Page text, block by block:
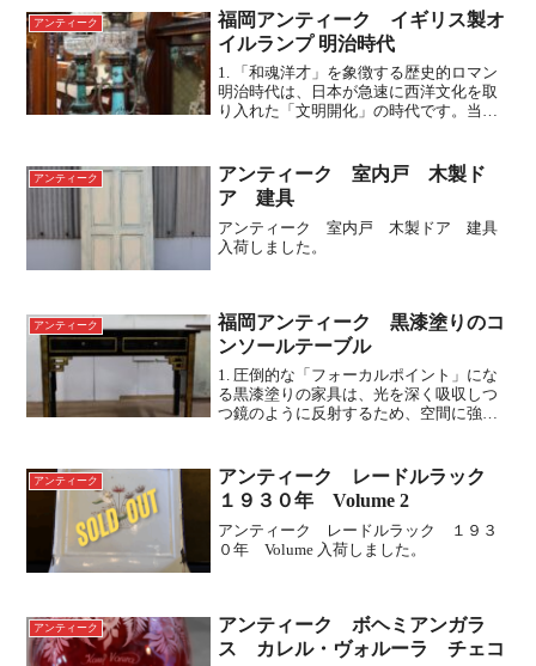
アンティーク
福岡アンティーク イギリス製オ
イルランプ 明治時代
1. 「和魂洋才」を象徴する歴史的ロマン
明治時代は、日本が急速に西洋文化を取
り入れた「文明開化」の時代です。当
できる最先端のステータスシンボルでし
た。 日本の伝統的な和...
アンティーク
アンティーク 室内戸 木製ド
ア 建具
アンティーク 室内戸 木製ドア 建具
入荷しました。
アンティーク
福岡アンティーク 黒漆塗りのコ
ンソールテーブル
1. 圧倒的な「フォーカルポイント」にな
る黒漆塗りの家具は、光を深く吸収しつ
つ鏡のように反射するため、空間に強い
す。壁際に置くだけで、その場所が部屋
の主役（フォーカル...
アンティーク
アンティーク レードルラック
１９３０年 Volume 2
アンティーク レードルラック １９３
０年 Volume 入荷しました。
アンティーク
アンティーク ボヘミアンガラ
ス カレル・ヴォルーラ チェコ